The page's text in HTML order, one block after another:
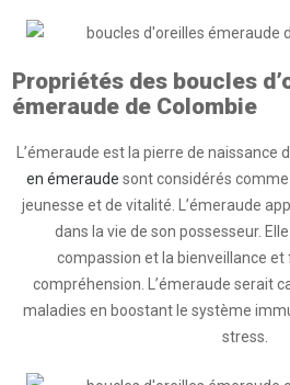
Propriétés des boucles
émeraude de Colombie
L’émeraude est la pierre de naissance
en émeraude sont considérés
jeunesse et de vitalité. L’émeraude
dans la vie de son possesseur.
compassion et la bienveillance et
compréhension. L’émeraude serait
maladies en boostant le système
stress.